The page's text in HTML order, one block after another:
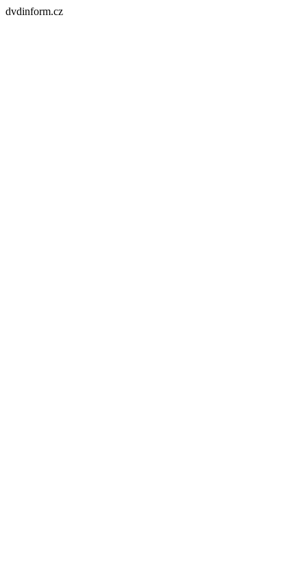
dvdinform.cz